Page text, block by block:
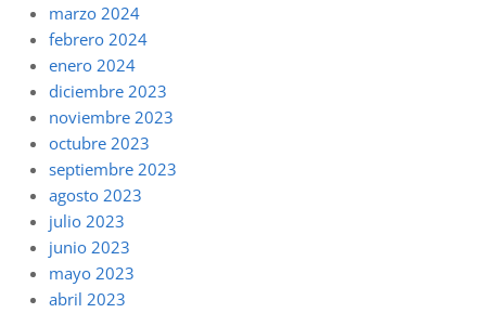
marzo 2024
febrero 2024
enero 2024
diciembre 2023
noviembre 2023
octubre 2023
septiembre 2023
agosto 2023
julio 2023
junio 2023
mayo 2023
abril 2023